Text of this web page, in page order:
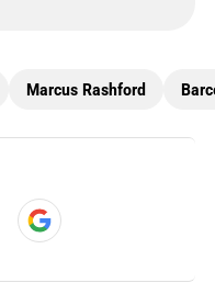
Marcus Rashford